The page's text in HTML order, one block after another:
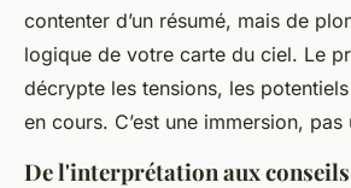
contenter d’un résumé, mais de
logique de votre carte du ciel. Le
décrypte les tensions, les
en cours. C’est une immersion, pas
De l'interprétation aux